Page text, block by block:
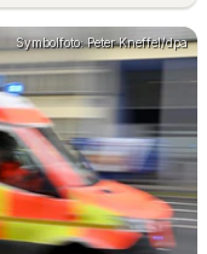
Symbolfoto: Peter Kneffel/dpa